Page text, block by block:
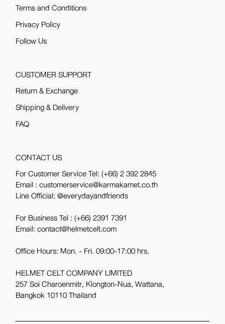
Terms and Conditions
Privacy Policy
Follow Us
CUSTOMER SUPPORT
Return & Exchange
Shipping & Delivery
FAQ
CONTACT US
For Customer Service Tel:(+66) 2 392 2845
Email : customerservice@karmakamet.co.th
Line Official:@everydayandfriends
For Business Tel :(+66) 2391 7391
Email: contact@helmetcelt.com
Office Hours: Mon. - Fri. 09:00-17:00 hrs.
HELMET CELT COMPANY LIMITED
257 Soi Charoenmitr, Klongton-Nua, Wattana,
Bangkok 10110 Thailand